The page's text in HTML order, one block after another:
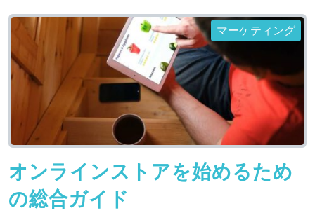
オンラインストアを始めるため
の総合ガイド
マーケティング